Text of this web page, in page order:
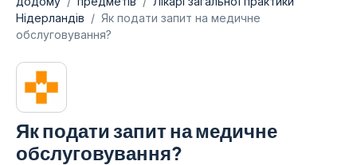
Нідерландів / Як подати запит на медичне
обслуговування?
Як подати запит на медичне
обслуговування?